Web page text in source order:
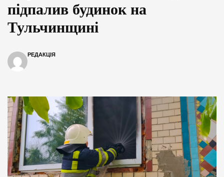
підпалив будинок на
Тульчинщині
РЕДАКЦІЯ